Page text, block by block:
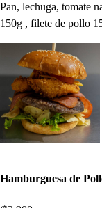
Pan, lechuga, tomate
150g , filete de pollo
Hamburguesa de